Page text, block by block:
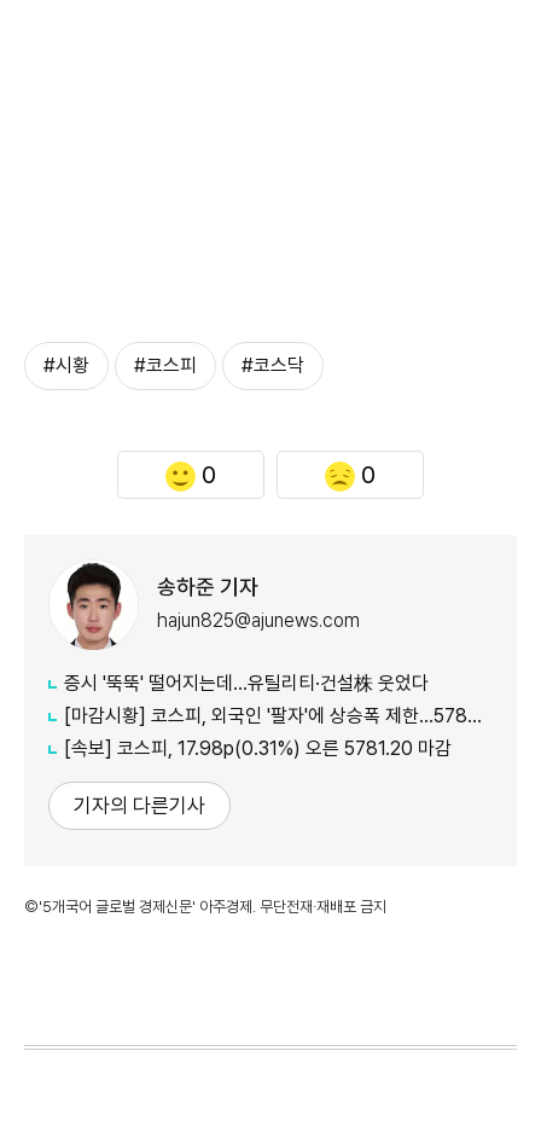
#시황 #코스피 #코스닥
0 0
송하준 기자
hajun825@ajunews.com
증시 '뚝뚝' 떨어지는데…유틸리티·건설株 웃었다
[마감시황] 코스피, 외국인 '팔자'에 상승폭 제한…5780선 마감
[속보] 코스피, 17.98p(0.31%) 오른 5781.20 마감
기자의 다른기사
©'5개국어 글로벌 경제신문' 아주경제. 무단전재·재배포 금지